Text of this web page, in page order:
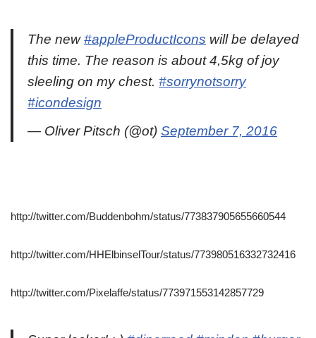
The new#appleProductIcons will be delayed
this time. The reason is about 4,5kg of joy
sleeling on my chest. #sorrynotsorry
#icondesign
— Oliver Pitsch (@ot) September 7, 2016
http://twitter.com/Buddenbohm/status/773837905655660544
http://twitter.com/HHElbinselTour/status/773980516332732416
http://twitter.com/Pixelaffe/status/773971553142857729